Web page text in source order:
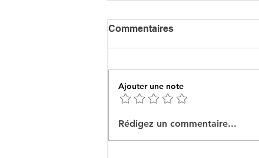
bataille des récits pour
mieux cacher la misère
Commentaires
Ajouter une note
Rédigez un commentaire...